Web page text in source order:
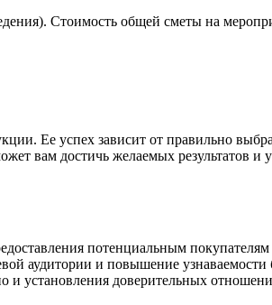
Стоимость общей сметы на
Ее успех зависит от правильно
вам достичь желаемых результатов
потенциальным
аудитории и повышение
и установления доверительных